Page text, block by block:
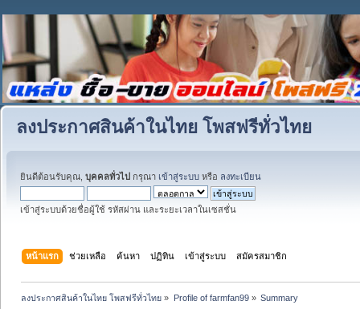
ลงประกาศสินค้าในไทย โพสฟรีทั่วไทย
ยินดีต้อนรับคุณ, บุคคลทั่วไป กรุณา เข้าสู่ระบบ หรือ ลงทะเบียน
เข้าสู่ระบบด้วยชื่อผู้ใช้ รหัสผ่าน และระยะเวลาในเซสชั่น
หน้าแรก ช่วยเหลือ ค้นหา ปฏิทิน เข้าสู่ระบบ สมัครสมาชิก
ลงประกาศสินค้าในไทย โพสฟรีทั่วไทย » Profile of farmfan99» Summary